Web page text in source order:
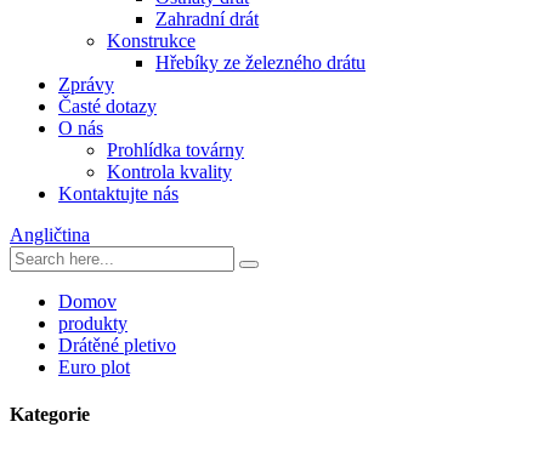
Zahradní drát
Konstrukce
Hřebíky ze železného drátu
Zprávy
Časté dotazy
O nás
Prohlídka továrny
Kontrola kvality
Kontaktujte nás
Angličtina
Domov
produkty
Drátěné pletivo
Euro plot
Kategorie